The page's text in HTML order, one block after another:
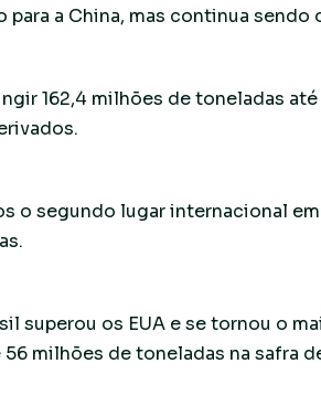
para a China, mas continua
162,4 milhões de toneladas
o segundo lugar internacional
superou os EUA e se tornou o
milhões de toneladas na safra